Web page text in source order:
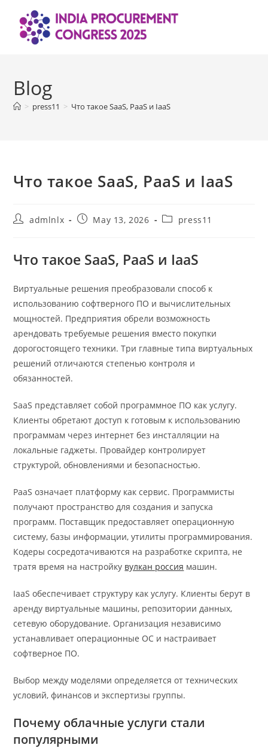
content
Blog
> press11 > Что такое SaaS, PaaS и IaaS
Что такое SaaS, PaaS и IaaS
Postadmlnlx
PostMay 13, 2026
Postpress11
Что такое SaaS, PaaS и IaaS
Виртуальные решения преобразовали способ к
использованию софтверного ПО и вычислительных
мощностей. Предприятия обрели возможность
арендовать требуемые решения вместо покупки
дорогостоящего техники. Три главные типа виртуальных
решений отличаются степенью контроля и
обязанностей.
SaaS представляет собой программное ПО как услугу.
Клиенты обретают доступ к готовым к использованию
программам через интернет без инсталляции на
локальные гаджеты. Провайдер контролирует
структурой, обновлениями и безопасностью.
PaaS означает платформу как сервис. Программисты
получают пространство для создания и запуска
программ. Поставщик предоставляет операционную
систему, базы информации, утилиты программирования.
Кодеры сосредотачиваются на разработке скрипта, не
тратя время на настройку вулкан россия машин.
IaaS обеспечивает структуру как услугу. Клиенты берут в
аренду виртуальные машины, репозитории данных,
сетевую оборудование. Организация независимо
устанавливает операционные ОС и настраивает
софтверное ПО.
Выбор между моделями определяется от технических
условий, финансов и экспертизы группы.
Почему облачные услуги стали
популярными